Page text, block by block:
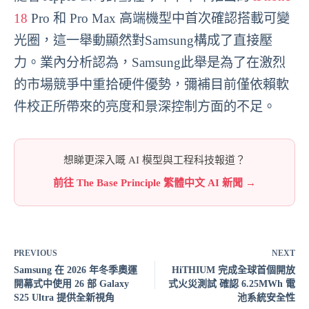
18 Pro 和 Pro Max 高端機型中首次確認搭載可變
光圈，這一舉動顯然對Samsung構成了直接壓
力。業內分析認為，Samsung此舉是為了在激烈
的市場競爭中重拾硬件優勢，彌補目前僅依賴軟
件校正所帶來的亮度和景深控制方面的不足。
想睇更深入嘅 AI 模型與工程科技報道？
前往 The Base Principle 繁體中文 AI 新聞 →
PREVIOUS
Samsung 在 2026 年冬季奧運
開幕式中使用 26 部 Galaxy
S25 Ultra 提供全新視角
NEXT
HiTHIUM 完成全球首個開放
式火災測試 確認 6.25MWh 電
池系統安全性